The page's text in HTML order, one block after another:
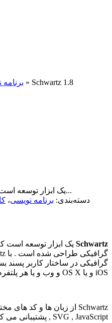
» Schwartz 1.8
Schwartz یک ابزار توسعه است که برای نوشتن کد های...
دسته‌بندی: برنامه نویسی،
Schwartz یک ابزار توسعه است
گرافیکی در ساختار کاربر پسند
iOS و یا OS X و وب و یا هر پلتفرم دیگری تحویل بگیرید .
, SVG , JavaScript پشتیبانی می کند